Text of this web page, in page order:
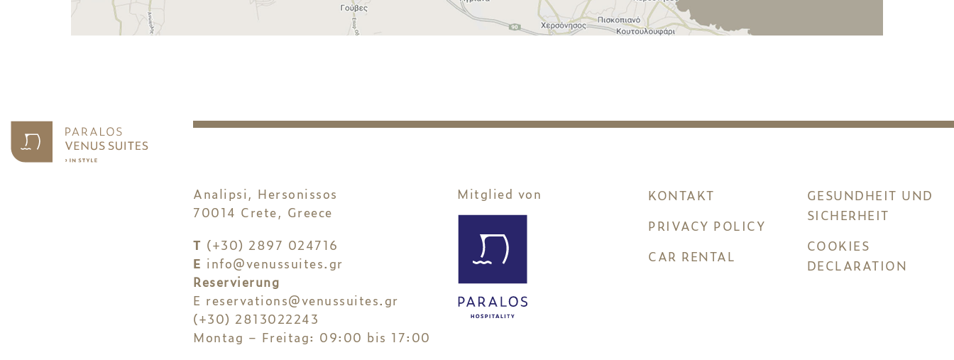
Analipsi, Hersonissos
70014 Crete, Greece
T (+30) 2897 024716
E info@venussuites.gr
Reservierung
E reservations@venussuites.gr
(+30) 2813022243
Montag – Freitag: 09:00 bis 17:00
Mitglied von
KONTAKT
PRIVACY POLICY
CAR RENTAL
GESUNDHEIT UND
SICHERHEIT
COOKIES
DECLARATION